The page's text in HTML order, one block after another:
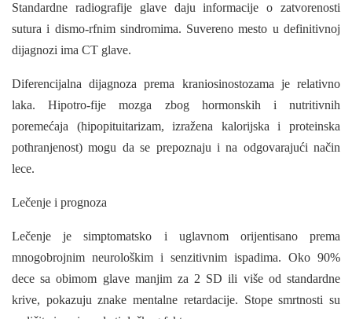
Standardne radiografije glave daju informacije o zatvorenosti
sutura i dismo-rfnim sindromima. Suvereno mesto u definitivnoj
dijagnozi ima CT glave.
Diferencijalna dijagnoza prema kraniosinostozama je relativno
laka. Hipotro-fije mozga zbog hormonskih i nutritivnih
poremećaja (hipopituitarizam, izražena kalorijska i proteinska
pothranjenost) mogu da se prepoznaju i na odgovarajući način
lece.
Lečenje i prognoza
Lečenje je simptomatsko i uglavnom orijentisano prema
mnogobrojnim neu­rološkim i senzitivnim ispadima. Oko 90%
dece sa obimom glave manjim za 2 SD ili više od standardne
krive, pokazuju znake mentalne retardacije. Stope smrtnosti su